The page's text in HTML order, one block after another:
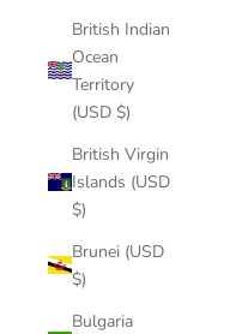
British Indian
Ocean
Territory
(USD $)
British Virgin
Islands (USD
$)
Brunei (USD
$)
Bulgaria